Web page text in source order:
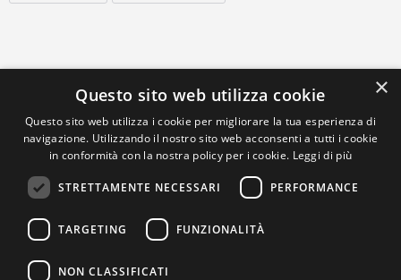
×
Questo sito web utilizza cookie
Questo sito web utilizza i cookie per migliorare la tua esperienza di
navigazione. Utilizzando il nostro sito web acconsenti a tutti i cookie
in conformità con la nostra policy per i cookie. Leggi di più
STRETTAMENTE NECESSARI PERFORMANCE
TARGETING FUNZIONALITÀ
NON CLASSIFICATI